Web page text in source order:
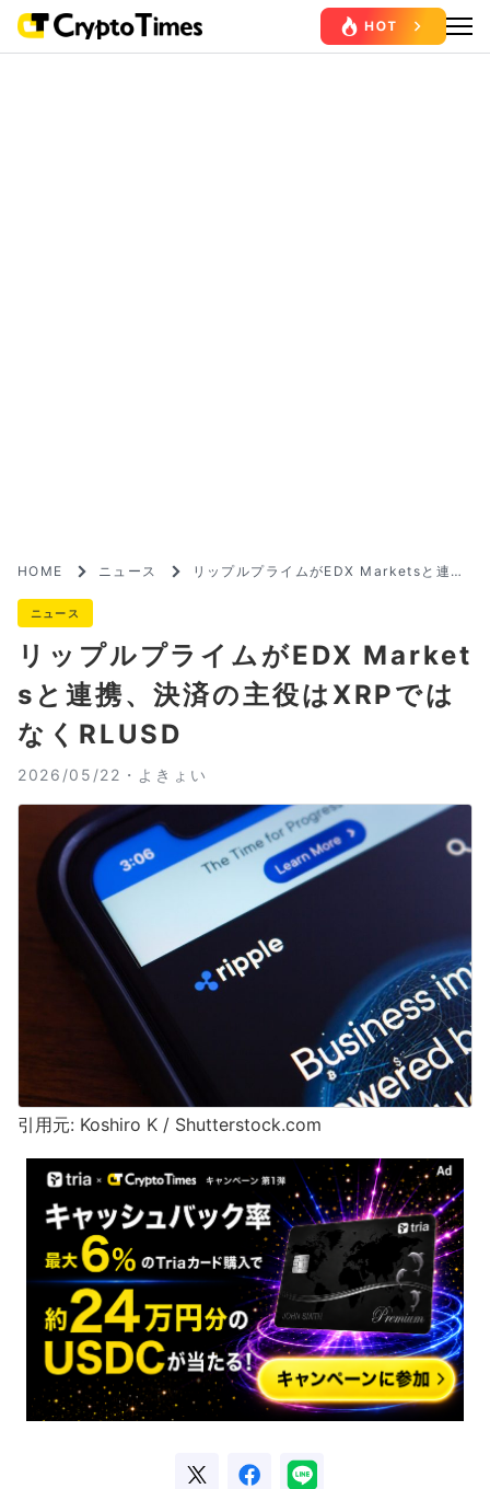
HOME ニュース
リップルプライムがEDX Marketsと連
ニュース
リップルプライムがEDX Market
sと連携、決済の主役はXRPでは
なくRLUSD
2026/05/22・ よきょい
引用元: Koshiro K / Shutterstock.com